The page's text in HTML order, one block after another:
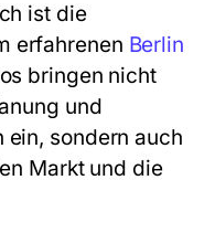
ist die
erfahrenen Berlin
bringen nicht
und
ein, sondern auch
Markt und die